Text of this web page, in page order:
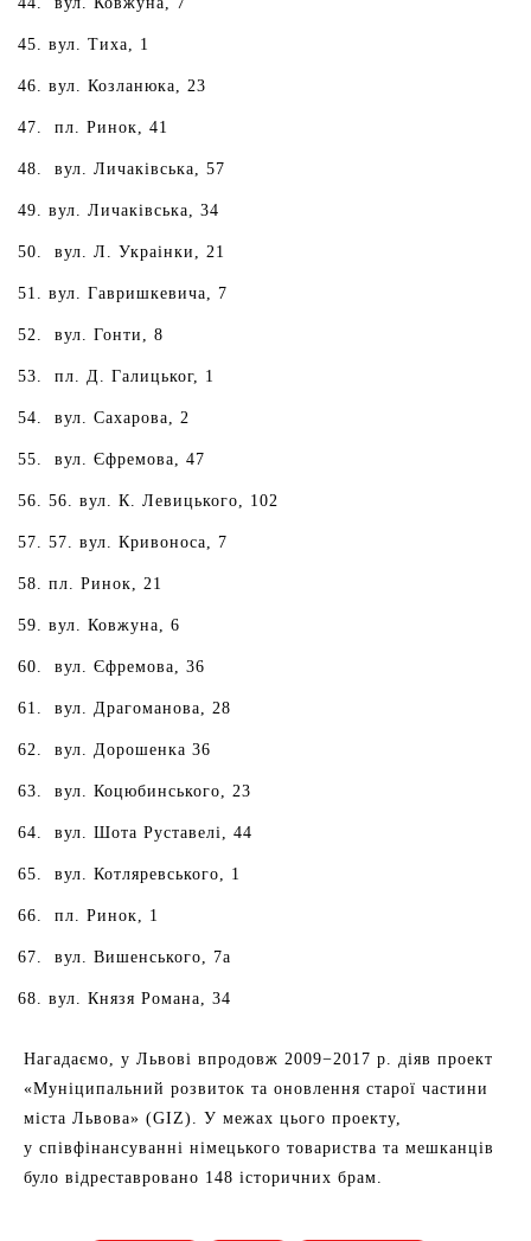
вул. Тиха, 1
вул. Козланюка, 23
пл. Ринок, 41
вул. Личаківська, 57
вул. Личаківська, 34
вул. Л. Украінки, 21
вул. Гавришкевича, 7
вул. Гонти, 8
пл. Д. Галицьког, 1
вул. Сахарова, 2
вул. Єфремова, 47
56. вул. К. Левицького, 102
57. вул. Кривоноса, 7
пл. Ринок, 21
вул. Ковжуна, 6
вул. Єфремова, 36
вул. Драгоманова, 28
вул. Дорошенка 36
вул. Коцюбинського, 23
вул. Шота Руставелі, 44
вул. Котляревського, 1
пл. Ринок, 1
вул. Вишенського, 7а
вул. Князя Романа, 34
Нагадаємо, у Львові впродовж 2009−2017 р. діяв проект
«Муніципальний розвиток та оновлення старої частини
міста Львова» (GIZ). У межах цього проекту,
у співфінансуванні німецького товариства та мешканців
було відреставровано 148 історичних брам.